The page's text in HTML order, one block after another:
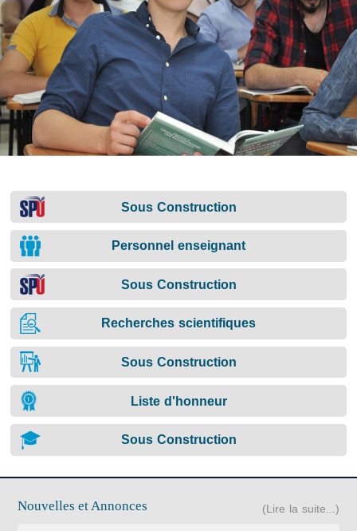
Sous Construction
Personnel enseignant
Sous Construction
Recherches scientifiques
Sous Construction
Liste d'honneur
Sous Construction
Nouvelles et Annonces (Lire la suite...)